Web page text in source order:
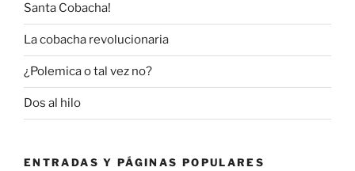
Santa Cobacha!
La cobacha revolucionaria
¿Polemica o tal vez no?
Dos al hilo
ENTRADAS Y PÁGINAS POPULARES